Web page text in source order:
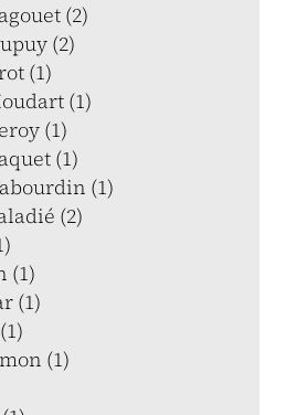
(2)
(2)
(1)
(1)
(1)
(1)
(1)
(2)
(1)
(1)
(1)